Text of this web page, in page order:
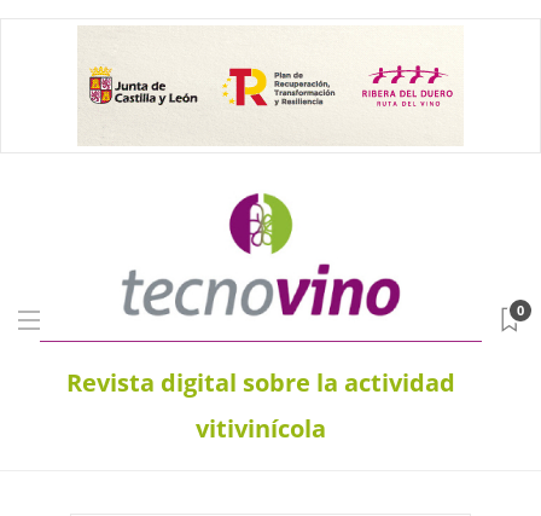
Revista digital sobre la actividad
vitivinícola
0